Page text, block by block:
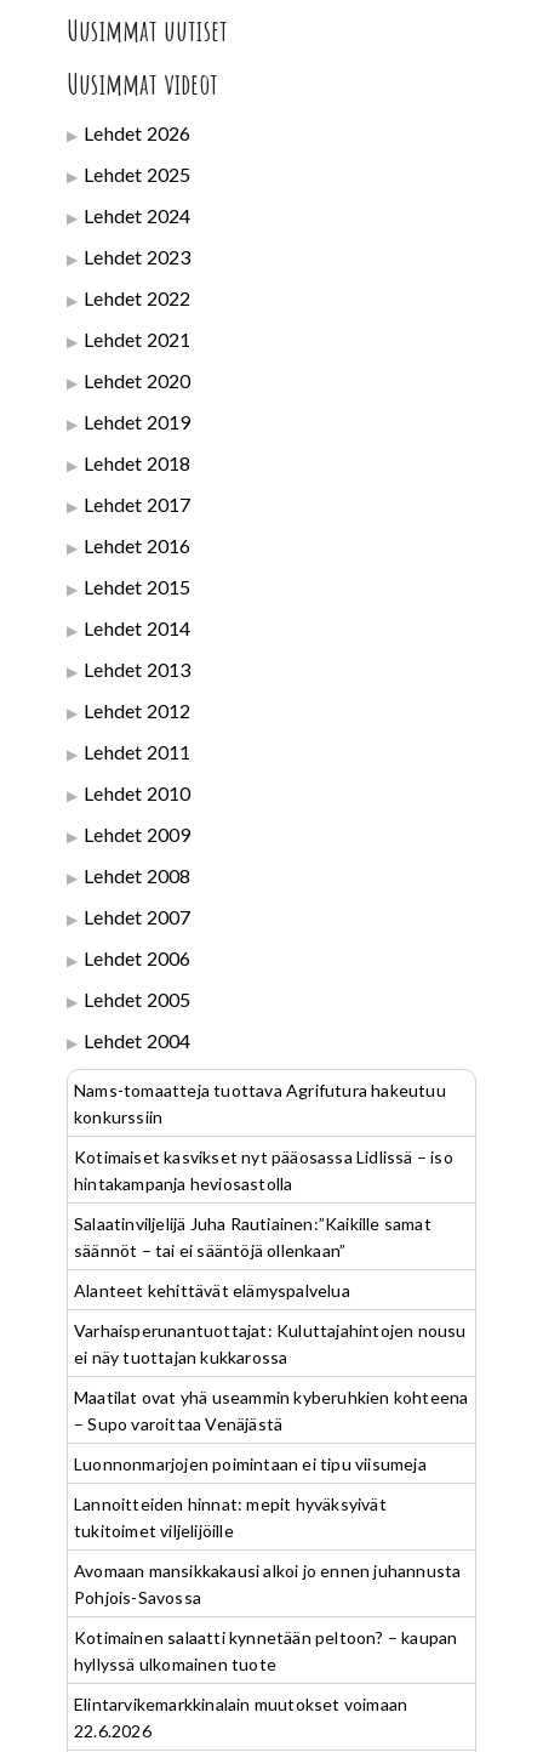
Uusimmat uutiset
Uusimmat videot
Lehdet 2026
Lehdet 2025
Lehdet 2024
Lehdet 2023
Lehdet 2022
Lehdet 2021
Lehdet 2020
Lehdet 2019
Lehdet 2018
Lehdet 2017
Lehdet 2016
Lehdet 2015
Lehdet 2014
Lehdet 2013
Lehdet 2012
Lehdet 2011
Lehdet 2010
Lehdet 2009
Lehdet 2008
Lehdet 2007
Lehdet 2006
Lehdet 2005
Lehdet 2004
Nams-tomaatteja tuottava Agrifutura hakeutuu
konkurssiin
Kotimaiset kasvikset nyt pääosassa Lidlissä – iso
hintakampanja heviosastolla
Salaatinviljelijä Juha Rautiainen:”Kaikille samat
säännöt – tai ei sääntöjä ollenkaan”
Alanteet kehittävät elämyspalvelua
Varhaisperunantuottajat: Kuluttajahintojen nousu
ei näy tuottajan kukkarossa
Maatilat ovat yhä useammin kyberuhkien kohteena
– Supo varoittaa Venäjästä
Luonnonmarjojen poimintaan ei tipu viisumeja
Lannoitteiden hinnat: mepit hyväksyivät
tukitoimet viljelijöille
Avomaan mansikkakausi alkoi jo ennen juhannusta
Pohjois-Savossa
Kotimainen salaatti kynnetään peltoon? – kaupan
hyllyssä ulkomainen tuote
Elintarvikemarkkinalain muutokset voimaan
22.6.2026